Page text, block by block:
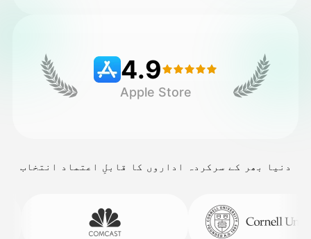
4.9
Apple Store
دنیا بھر کے سرکردہ اداروں کا قابلِ اعتماد انتخاب